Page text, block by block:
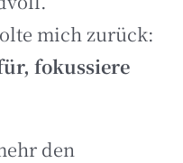
mich zurück:
fokussiere
den